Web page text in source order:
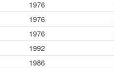
1976
1976
1976
1992
1986